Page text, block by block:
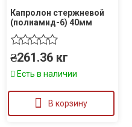
Капролон стержневой
(полиамид-6) 40мм
₴261.36 кг
Есть в наличии
В корзину